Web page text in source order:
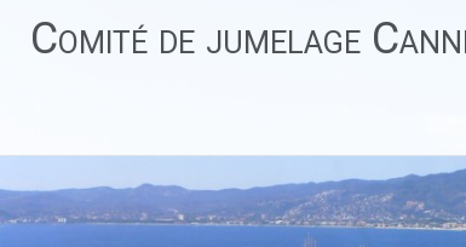
Comité de jumelage